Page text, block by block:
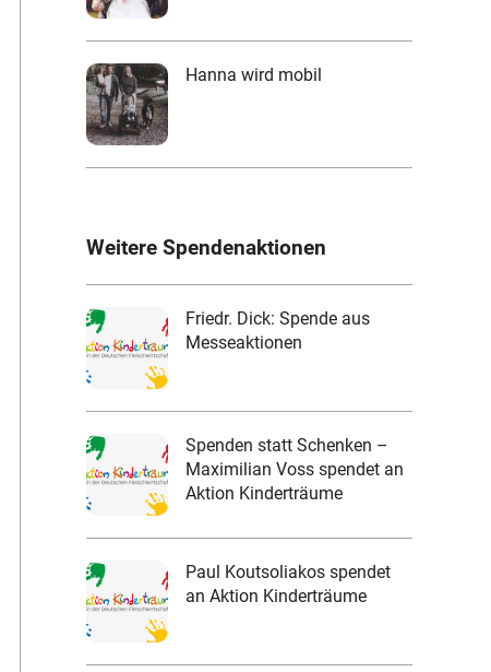
Hanna wird mobil
Weitere Spendenaktionen
Friedr. Dick: Spende aus
Messeaktionen
Spenden statt Schenken –
Maximilian Voss spendet an
Aktion Kinderträume
Paul Koutsoliakos spendet
an Aktion Kinderträume